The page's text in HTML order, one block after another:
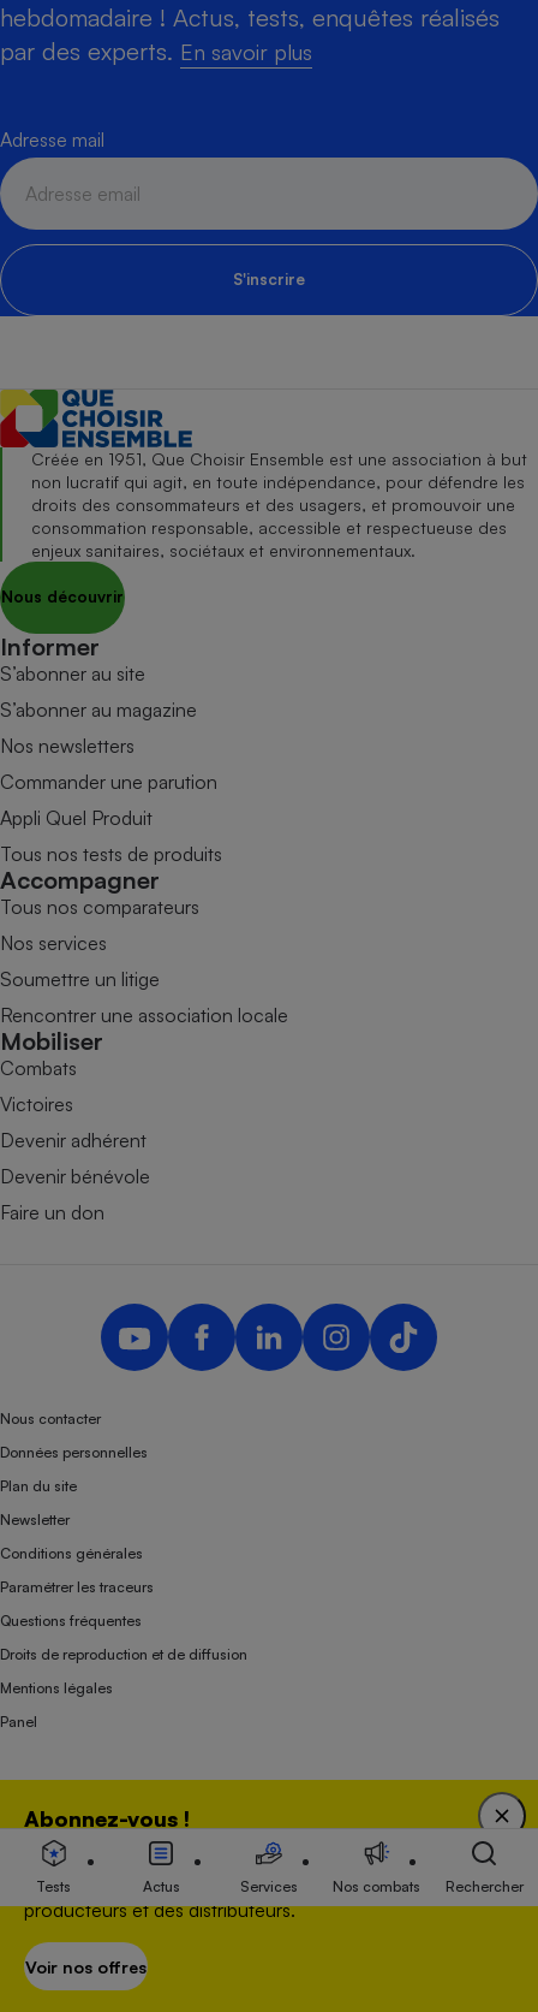
hebdomadaire ! Actus, tests, enquêtes réalisés
par des experts. En savoir plus
Adresse mail
S'inscrire
Abonnez-vous !
Bénéficiez d'une expertise unique tout en soutenant
une association 100 % indépendante de l'Etat, des
producteurs et des distributeurs.
Voir nos offres
Créée en 1951, Que Choisir Ensemble est une association à but
non lucratif qui agit, en toute indépendance, pour défendre les
droits des consommateurs et des usagers, et promouvoir une
consommation responsable, accessible et respectueuse des
enjeux sanitaires, sociétaux et environnementaux.
Nous découvrir
Informer
S’abonner au site
S’abonner au magazine
Nos newsletters
Commander une parution
Appli Quel Produit
Tous nos tests de produits
Accompagner
Tous nos comparateurs
Nos services
Soumettre un litige
Rencontrer une association locale
Mobiliser
Combats
Victoires
Devenir adhérent
Devenir bénévole
Faire un don
Nous contacter
Données personnelles
Plan du site
Newsletter
Conditions générales
Paramétrer les traceurs
Questions fréquentes
Droits de reproduction et de diffusion
Mentions légales
Panel
Association indépendante de l’État, des syndicats, des producteurs et des
distributeurs depuis 1951.
Tests Actus Services Nos combats Rechercher